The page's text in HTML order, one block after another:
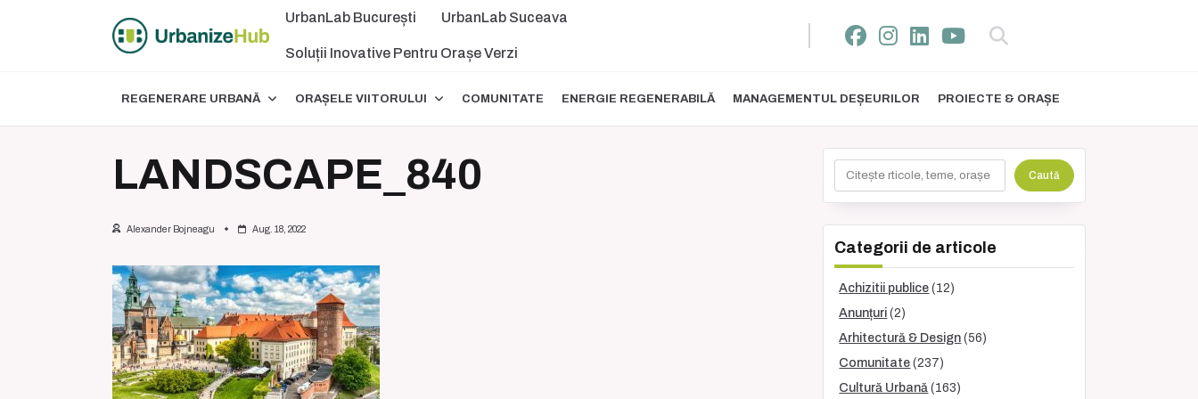
UrbanLab București UrbanLab Suceava
Soluții Inovative Pentru Orașe Verzi
REGENERARE URBANĂ ORAȘELE VIITORULUI COMUNITATE ENERGIE REGENERABILĂ MANAGEMENTUL DEȘEURILOR PROIECTE & ORAȘE
LANDSCAPE_840
Alexander Bojneagu Aug. 18, 2022
Caută
Categorii de articole
Achizitii publice (12)
Anunțuri (2)
Arhitectură & Design (56)
Comunitate (237)
Cultură Urbană (163)